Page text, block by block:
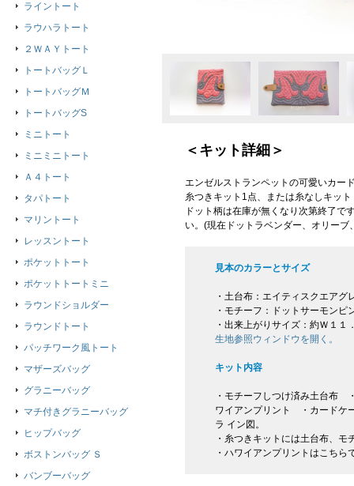
＜キット詳細＞
エンゼルストランペットの可愛いカー
糸つきキット1点、または糸なしキッ
ドット柄は在庫が無くなり次第終了で
い。(現在ドットラベンダー、オリー
見本のカラーとサイズ
・土台布：エイティスクエアグ
・モチーフ：ドットサーモンピ
・出来上がりサイズ：約Ｗ１
生地参照ウィンドウを開く。
キット内容
・モチーフしつけ済み土台布
ワイアンプリント ・カード
ラ イン図。
・糸つきキットには土台布、
・ハワイアンプリントはこちら
ライントート
ラウハラトート
２ＷＡＹトート
トートバッグＬ
トートバッグＭ
トートバッグS
ミニトート
ミニミニトート
Ａ４トート
タパトート
マリントート
レッスントート
ポケットトート
ポケットトートミニ
ラウンドショルダー
ラウンドトート
パッチワーク風トート
マザーズバッグ
グラニーバッグ
マチ付きグラニーバッグ
ヒップバッグ
ボストンバッグ Ｓ
バンブーバッグ